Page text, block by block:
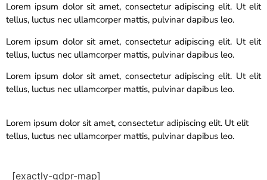
Lorem ipsum dolor sit amet, consectetur adipiscing elit. Ut elit
tellus, luctus nec ullamcorper mattis, pulvinar dapibus leo.
Lorem ipsum dolor sit amet, consectetur adipiscing elit. Ut elit
tellus, luctus nec ullamcorper mattis, pulvinar dapibus leo.
Lorem ipsum dolor sit amet, consectetur adipiscing elit. Ut elit
tellus, luctus nec ullamcorper mattis, pulvinar dapibus leo.
Lorem ipsum dolor sit amet, consectetur adipiscing elit. Ut elit
tellus, luctus nec ullamcorper mattis, pulvinar dapibus leo.
[exactly-gdpr-map]